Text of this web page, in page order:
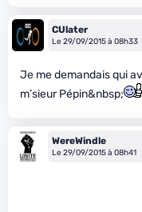
CUlater
Le 29/09/2015 à 08h33
Je me demandais qui
m’sieur Pépin&nbsp;
WereWindle
Le 29/09/2015 à 08h41